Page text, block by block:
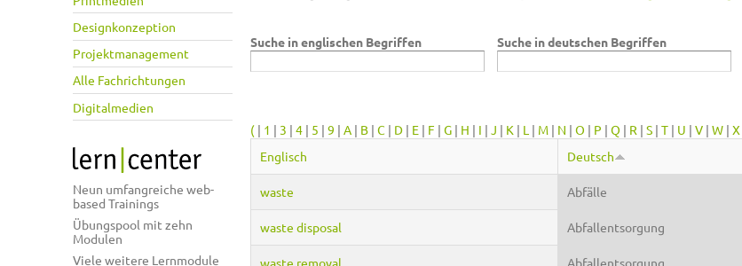
Designkonzeption
Projektmanagement
Alle Fachrichtungen
Digitalmedien
Neun umfangreiche web-
based Trainings
Übungspool mit zehn
Modulen
Viele weitere Lernmodule
Suche in englischen Begriffen Suche in deutschen Begriffen
( | 1 | 3 | 4 | 5 | 9 | A | B | C | D | E | F | G | H | I | J | K | L | M | N | O | P | Q | R | S | T | U | V | W | X
Englisch
Deutsch
waste Abfälle
waste disposal Abfallentsorgung
waste removal Abfallentsorgung